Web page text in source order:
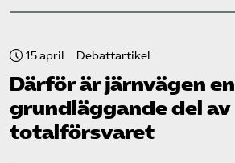
15 april Debattartikel
Därför är järnvägen en
grundläggande del av
totalförsvaret